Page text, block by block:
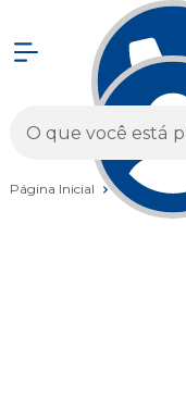
Página Inicial